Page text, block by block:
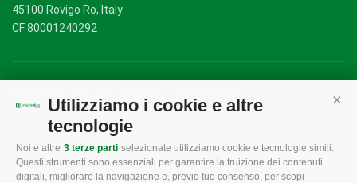
Utilizziamo i cookie e altre
tecnologie
Noi e altre 3 terze parti selezionate utilizziamo cookie e tecnologie simili.
Questi strumenti sono essenziali per garantire la fruizione dei contenuti
digitali, migliorare la navigazione e, previo tuo consenso, per scopi
45100 Rovigo Ro, Italy
CF 80001240292
CONFAGRICOLTURA
ROVIGO
CONFAGRICOLTURA
INFORMA